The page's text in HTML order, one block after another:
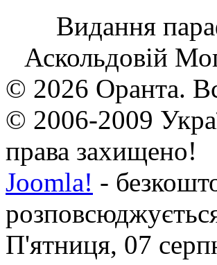
Видання
Аскольдовій
© 2026 Оранта.
© 2006-2009
права захищено!
Joomla! -
П'ятниця, 07